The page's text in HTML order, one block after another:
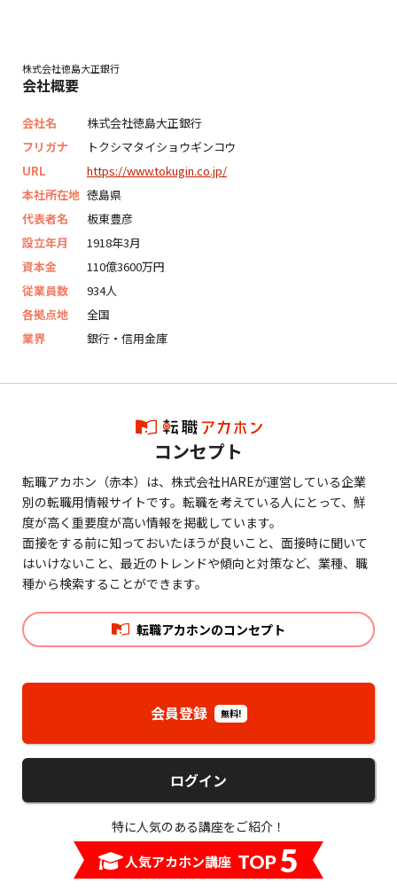
株式会社徳島大正銀行
会社概要
会社名
株式会社徳島大正銀行
フリガナ
トクシマタイショウギンコウ
URL
https://www.tokugin.co.jp/
本社所在地 徳島県
代表者名
板東豊彦
設立年月
1918年3月
資本金
110億3600万円
従業員数
934人
各拠点地
全国
業界
銀行・信用金庫
コンセプト
転職アカホン（赤本）は、株式会社HAREが運営している企業
別の転職用情報サイトです。転職を考えている人にとって、鮮
度が高く重要度が高い情報を掲載しています。
面接をする前に知っておいたほうが良いこと、面接時に聞いて
はいけないこと、最近のトレンドや傾向と対策など、業種、職
種から検索することができます。
転職アカホンのコンセプト
会員登録 無料!
ログイン
特に人気のある講座をご紹介！
人気アカホン講座 TOP5